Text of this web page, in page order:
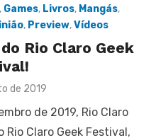
Games, Livros, Mangás,
, Preview,Vídeos
Rio Claro Geek
de 2019
de 2019, Rio Claro
Claro Geek Festival,